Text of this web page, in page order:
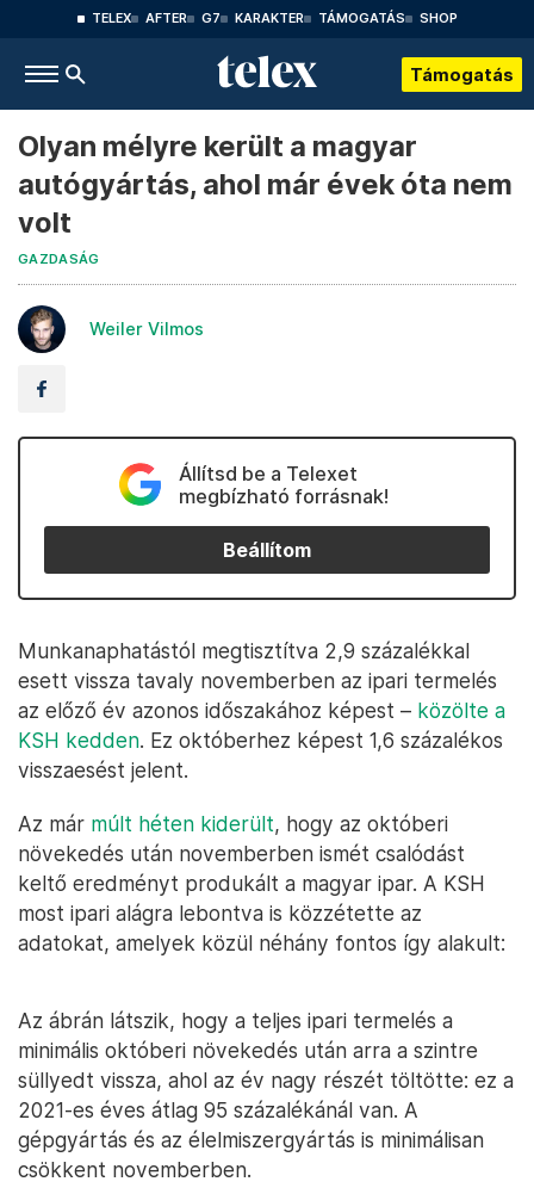
TELEX AFTER G7 KARAKTER TÁMOGATÁS SHOP
Támogatás
Olyan mélyre került a magyar
autógyártás, ahol már évek óta nem
volt
GAZDASÁG
Weiler Vilmos
Állítsd be a Telexet
megbízható forrásnak!
Beállítom
Munkanaphatástól megtisztítva 2,9 százalékkal
esett vissza tavaly novemberben az ipari termelés
az előző év azonos időszakához képest – közölte a
KSH kedden. Ez októberhez képest 1,6 százalékos
visszaesést jelent.
Az már múlt héten kiderült, hogy az októberi
növekedés után novemberben ismét csalódást
keltő eredményt produkált a magyar ipar. A KSH
most ipari alágra lebontva is közzétette az
adatokat, amelyek közül néhány fontos így alakult:
Az ábrán látszik, hogy a teljes ipari termelés a
minimális októberi növekedés után arra a szintre
süllyedt vissza, ahol az év nagy részét töltötte: ez a
2021-es éves átlag 95 százalékánál van. A
gépgyártás és az élelmiszergyártás is minimálisan
csökkent novemberben.